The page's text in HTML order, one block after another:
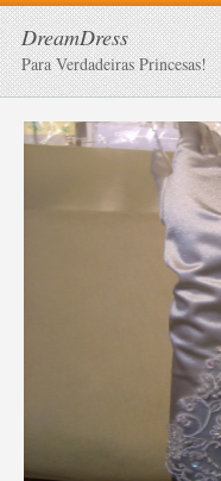
DreamDress
Para Verdadeiras Princesas!